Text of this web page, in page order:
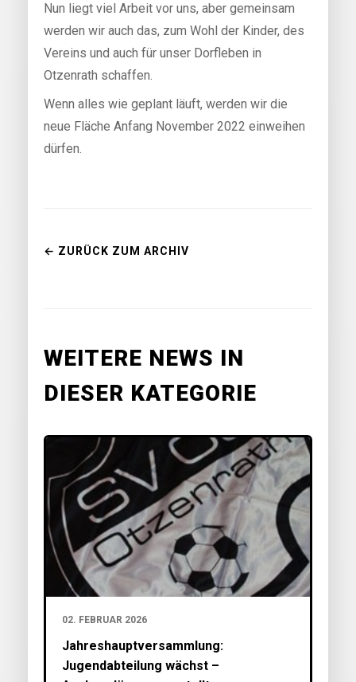
Nun liegt viel Arbeit vor uns, aber gemeinsam
werden wir auch das, zum Wohl der Kinder, des
Vereins und auch für unser Dorfleben in
Otzenrath schaffen.
Wenn alles wie geplant läuft, werden wir die
neue Fläche Anfang November 2022 einweihen
dürfen.
← ZURÜCK ZUM ARCHIV
WEITERE NEWS IN
DIESER KATEGORIE
02. FEBRUAR 2026
Jahreshauptversammlung:
Jugendabteilung wächst –